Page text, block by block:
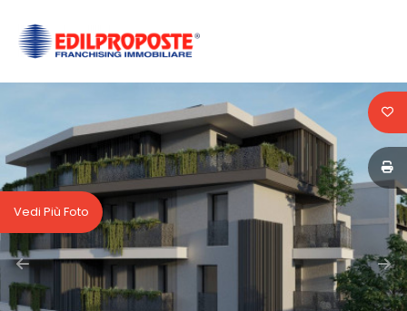
Vedi Più Foto
HOME
SIAMO
AFFILIATI
VENDITA
AFFITTO
Codice
Contratto
Qualsiasi
Vendita
Affitto